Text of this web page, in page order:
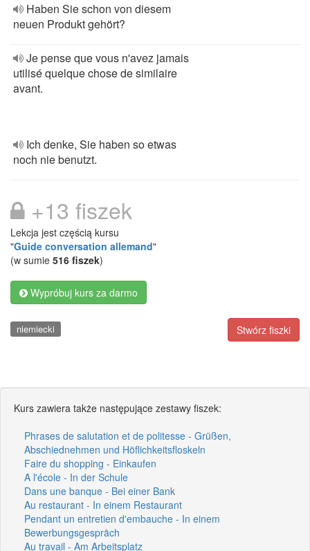
Haben Sie schon von diesem
neuen Produkt gehört?
Je pense que vous n'avez jamais
utilisé quelque chose de similaire
avant.
Ich denke, Sie haben so etwas
noch nie benutzt.
+13 fiszek
Lekcja jest częścią kursu
"Guide conversation allemand"
(w sumie 516 fiszek)
Wypróbuj kurs za darmo
Stwórz fiszki
niemiecki
Kurs zawiera także następujące zestawy fiszek:
Phrases de salutation et de politesse - Grüßen,
Abschiednehmen und Höflichkeitsfloskeln
Faire du shopping - Einkaufen
A l'école - In der Schule
Dans une banque - Bei einer Bank
Au restaurant - In einem Restaurant
Pendant un entretien d'embauche - In einem
Bewerbungsgespräch
Au travail - Am Arbeitsplatz